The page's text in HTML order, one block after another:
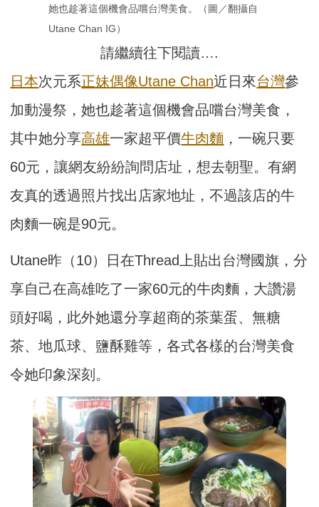
她也趁著這個機會品嚐台灣美食。（圖／翻攝自
Utane Chan IG）
請繼續往下閱讀….
日本次元系正妹偶像Utane Chan近日來台灣參
加動漫祭，她也趁著這個機會品嚐台灣美食，
其中她分享高雄一家超平價牛肉麵 ，一碗只要
60元，讓網友紛紛詢問店址，想去朝聖。有網
友真的透過照片找出店家地址，不過該店的牛
肉麵一碗是90元。
Utane昨（10）日在Thread上貼出台灣國旗，分
享自己在高雄吃了一家60元的牛肉麵，大讚湯
頭好喝，此外她還分享超商的茶葉蛋、無糖
茶、地瓜球、鹽酥雞等，各式各樣的台灣美食
令她印象深刻。